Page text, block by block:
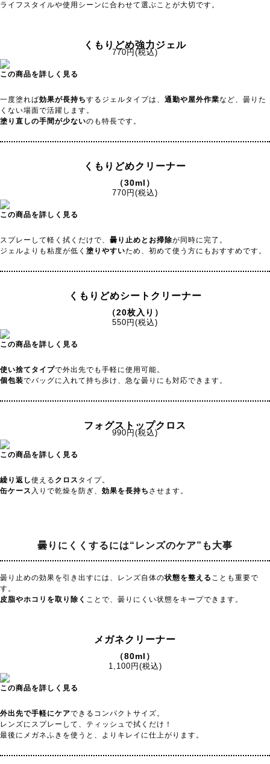
ライフスタイルや使用シーンに合わせて選ぶことが大切です。
くもりどめ強力ジェル
770円(税込)
この商品を詳しく見る
一度塗れば効果が長持ちするジェルタイプは、 通勤や屋外作業など、曇りた
くない場面で活躍します。
塗り直しの手間が少ないのも特長です。
くもりどめクリーナー
（30ml）
770円(税込)
この商品を詳しく見る
スプレーして軽く拭くだけで、 曇り止めとお掃除が同時に完了。
ジェルよりも粘度が低く 塗りやすいため、初めて使う方にもおすすめです。
くもりどめシートクリーナー
（20枚入り）
550円(税込)
この商品を詳しく見る
使い捨てタイプで外出先でも手軽に使用可能。
個包装でバッグに入れて持ち歩け、急な曇りにも対応できます。
フォグストップクロス
990円(税込)
この商品を詳しく見る
繰り返し使える クロス タイプ。
缶ケース 入りで乾燥を防ぎ、 効果を長持ち させます。
曇りにくくするには“レンズのケア”も大事
曇り止めの効果を引き出すには、レンズ自体の状態を整える ことも重要で
す。
皮脂やホコリを取り除く ことで、曇りにくい状態をキープできます。
メガネクリーナー
（80ml）
1,100円(税込)
この商品を詳しく見る
外出先で手軽にケアできるコンパクトサイズ。
レンズにスプレーして、ティッシュで拭くだけ！
最後にメガネふきを使うと、よりキレイに仕上がります。